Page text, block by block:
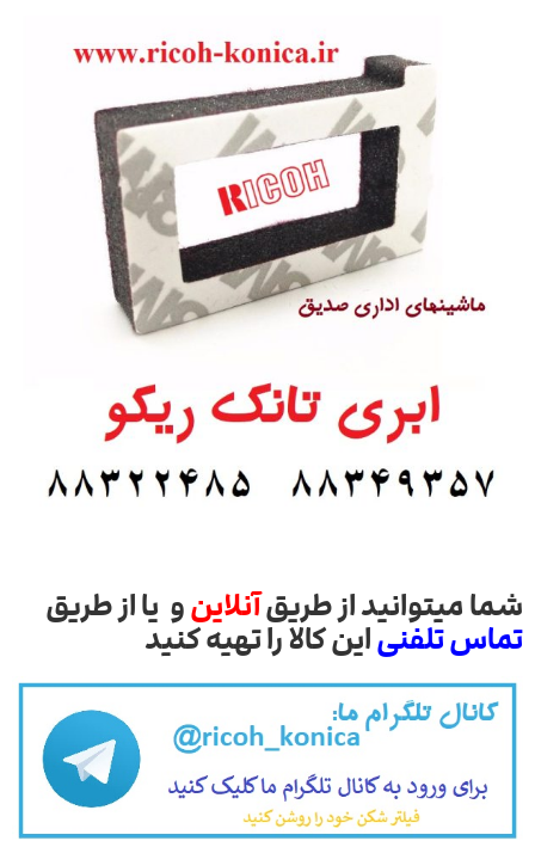
شما میتوانید از طریقآنلاینو یا از طریق
تماس تلفنیاین کالا را تهیه کنید